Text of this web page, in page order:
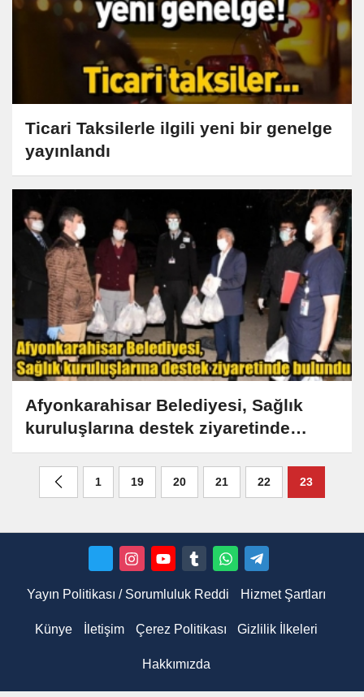
Ticari Taksilerle ilgili yeni bir genelge
yayınlandı
Afyonkarahisar Belediyesi, Sağlık
kuruluşlarına destek ziyaretinde
bulundu
1 19 20 21 22 23
Yayın Politikası / Sorumluluk Reddi Hizmet Şartları
Künye İletişim Çerez Politikası Gizlilik İlkeleri
Hakkımızda